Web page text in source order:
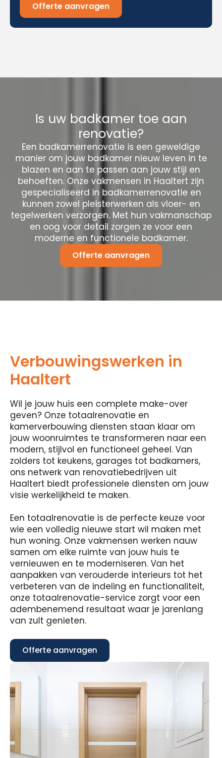
Offerte aanvragen
Is uw badkamer toe aan
renovatie?
Een badkamerrenovatie is een geweldige
manier om jouw badkamer nieuw leven in te
blazen en aan te passen aan jouw stijl en
behoeften. Onze vakmensen in Haaltert zijn
gespecialiseerd in badkamerrenovatie en
kunnen zowel pleisterwerken als vloer- en
tegelwerken verzorgen. Met hun vakmanschap
en oog voor detail zorgen ze voor een
moderne en functionele badkamer.
Offerte aanvragen
Verbouwingswerken in
Haaltert
Wil je jouw huis een complete make-over
geven? Onze totaalrenovatie en
kamerverbouwing diensten staan ​​klaar om
jouw woonruimtes te transformeren naar een
modern, stijlvol en functioneel geheel. Van
zolders tot keukens, garages tot badkamers,
ons netwerk van renovatiebedrijven uit
Haaltert biedt professionele diensten om jouw
visie werkelijkheid te maken.
Een totaalrenovatie is de perfecte keuze voor
wie een volledig nieuwe start wil maken met
hun woning. Onze vakmensen werken nauw
samen om elke ruimte van jouw huis te
vernieuwen en te moderniseren. Van het
aanpakken van verouderde interieurs tot het
verbeteren van de indeling en functionaliteit,
onze totaalrenovatie-service zorgt voor een
adembenemend resultaat waar je jarenlang
van zult genieten.
Offerte aanvragen